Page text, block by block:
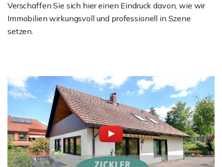
Verschaffen Sie sich hier einen Eindruck davon, wie wir
Immobilien wirkungsvoll und professionell in Szene
setzen.